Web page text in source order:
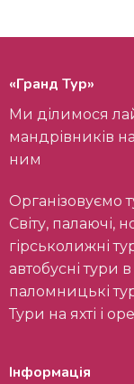
«Гранд Тур»
Ми ділимося лайфхаками, досвідом та надихаємо
мандрівників
ним
Організовуємо туристичні поїздки по всьому
Світу, палаючі,
гірськолижні
автобусні тури
паломницькі
Тури на яхті і
Інформація